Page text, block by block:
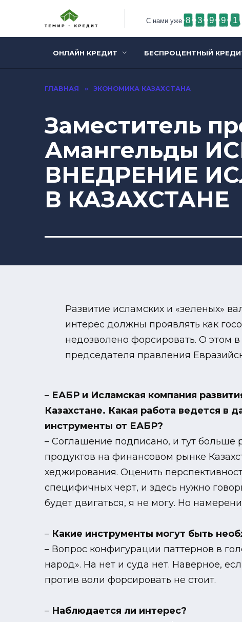
С нами уже 8 3 9 9 1
ОНЛАЙН КРЕДИТ БЕСПРОЦЕНТНЫЙ
ГЛАВНАЯ » ЭКОНОМИКА КАЗАХСТАНА
Заместитель
Амангельды
ВНЕДРЕНИЕ
В КАЗАХСТАНЕ
Развитие исламских и «зеленых»
интерес должны проявлять как
недозволено форсировать. О этом
председателя правления
– ЕАБР и Исламская компания
Казахстане. Какая работа ведется
инструменты от ЕАБР?
– Соглашение подписано, и тут больше
продуктов на финансовом рынке
хеджирования. Оценить
специфичных черт, и здесь нужно
будет двигаться, я не могу. Но
– Какие инструменты могут быть
– Вопрос конфигурации паттернов в
народ». На нет и суда нет. Наверное,
против воли форсировать не стоит.
– Наблюдается ли интерес?